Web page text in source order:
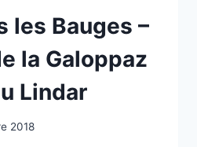
les Bauges –
la Galoppaz
Lindar
2018